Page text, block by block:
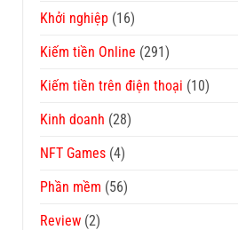
Khởi nghiệp (16)
Kiếm tiền Online (291)
Kiếm tiền trên điện thoại (10)
Kinh doanh (28)
NFT Games (4)
Phần mềm (56)
Review (2)